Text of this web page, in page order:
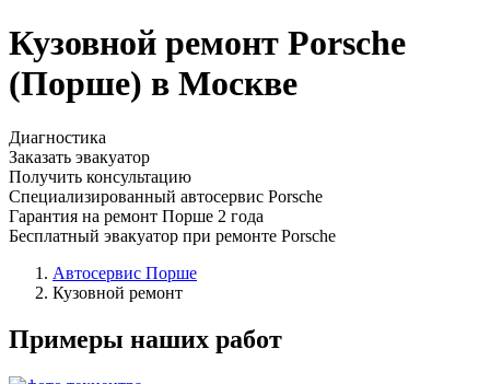
Кузовной ремонт Porsche
(Порше) в Москве
Диагностика
Заказать эвакуатор
Получить консультацию
Специализированный автосервис Porsche
Гарантия на ремонт Порше 2 года
Бесплатный эвакуатор при ремонте Porsche
Автосервис Порше
Кузовной ремонт
Примеры наших работ